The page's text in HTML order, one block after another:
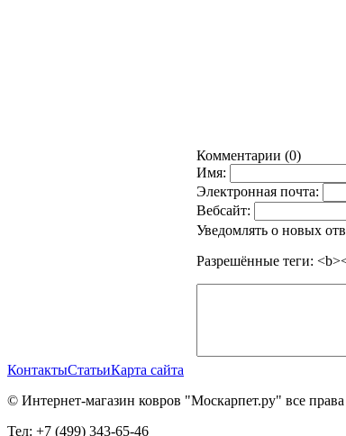
Комментарии (0)
Имя:
Электронная почта:
Вебсайт:
Уведомлять о новых
Разрешённые теги:
КонтактыСтатьиКарта сайта
© Интернет-магазин ковров "Москарпет.ру" все
Тел: +7 (499) 343-65-46